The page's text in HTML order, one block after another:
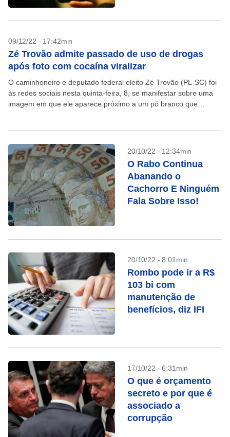
09/12/22 - 17:42min
Zé Trovão admite passado de uso de drogas
após foto com cocaína viralizar
O caminhoneiro e deputado federal eleito Zé Trovão (PL-SC) foi
às redes sociais nesta quinta-feira, 8, se manifestar sobre uma
imagem em que ele aparece próximo a um pó branco que
20/10/22 - 12:34min
O Rabo Continua
Abanando o
Cachorro E Ninguém
Fala Sobre Isso!
20/10/22 - 8:01min
Rombo pode ir a R$
103 bi com
manutenção de
benefícios, diz IFI
17/10/22 - 6:31min
O que é orçamento
secreto e por que é
associado a
corrupção